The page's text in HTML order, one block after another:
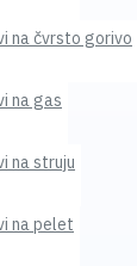
na čvrsto gorivo
na gas
na struju
na pelet